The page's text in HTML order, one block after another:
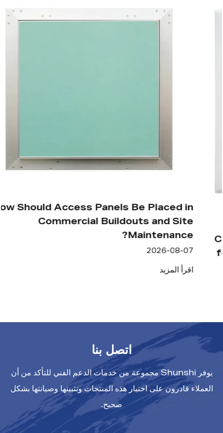
How Should Access Panels Be Placed in
Commercial Buildouts and Site
Maintenance?
2026-08-07
اقرأ المزيد
اتصل بنا
يوفر Shunshi مجموعة من خدمات الدعم الفني للتأكد من أن
العملاء قادرون على اختيار هذه المنتجات وتثبيتها وصيانتها بشكل
صحيح.